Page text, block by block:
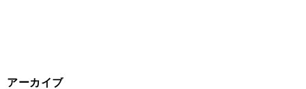
アーカイブ